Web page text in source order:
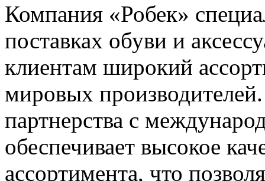
Компания «Робек»
поставках обуви и
клиентам широкий
мировых
партнерства с
обеспечивает высокое
ассортимента, что